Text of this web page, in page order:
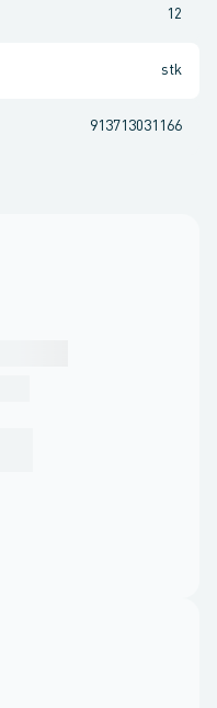
12
stk
913713031166